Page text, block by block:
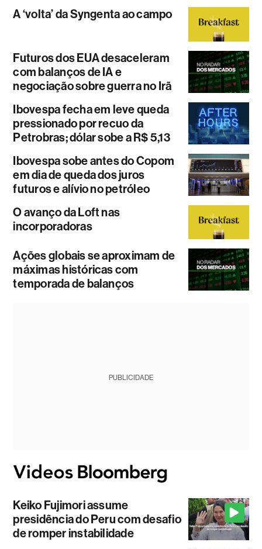
A ‘volta’ da Syngenta ao campo
Futuros dos EUA desaceleram
com balanços de IA e
negociação sobre guerra no Irã
Ibovespa fecha em leve queda
pressionado por recuo da
Petrobras; dólar sobe a R$ 5,13
Ibovespa sobe antes do Copom
em dia de queda dos juros
futuros e alívio no petróleo
O avanço da Loft nas
incorporadoras
Ações globais se aproximam de
máximas históricas com
temporada de balanços
PUBLICIDADE
Keiko Fujimori assume
presidência do Peru com desafio
de romper instabilidade